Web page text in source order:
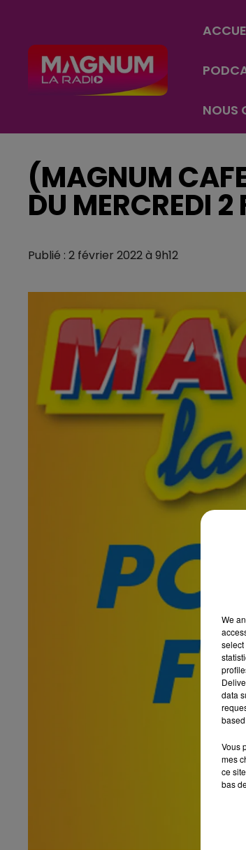
NOUS
(MAGNUM
DU MERCREDI 2
Publié : 2 février 2022 à 9h12
We
data
Vous
mes
ce
bas